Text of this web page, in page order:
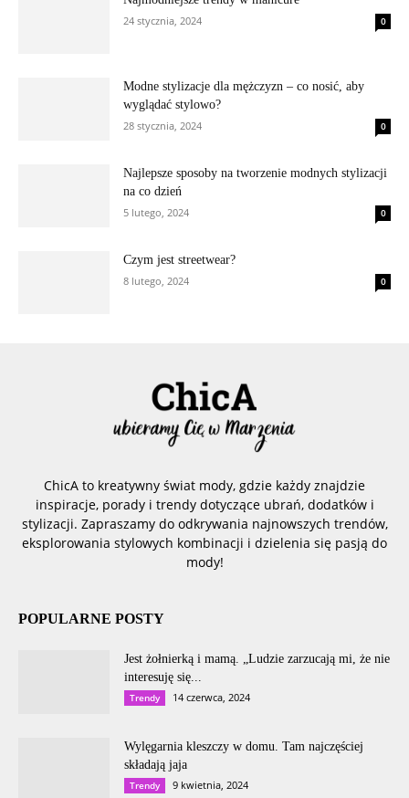
24 stycznia, 2024
0
Modne stylizacje dla mężczyzn – co nosić, aby
wyglądać stylowo?
28 stycznia, 2024
0
Najlepsze sposoby na tworzenie modnych stylizacji
na co dzień
5 lutego, 2024
0
Czym jest streetwear?
8 lutego, 2024
0
ChicA to kreatywny świat mody, gdzie każdy znajdzie
inspiracje, porady i trendy dotyczące ubrań, dodatków i
stylizacji. Zapraszamy do odkrywania najnowszych trendów,
eksplorowania stylowych kombinacji i dzielenia się pasją do
mody!
POPULARNE POSTY
Jest żołnierką i mamą. „Ludzie zarzucają mi, że nie
interesuję się...
Trendy 14 czerwca, 2024
Wylęgarnia kleszczy w domu. Tam najczęściej
składają jaja
Trendy 9 kwietnia, 2024